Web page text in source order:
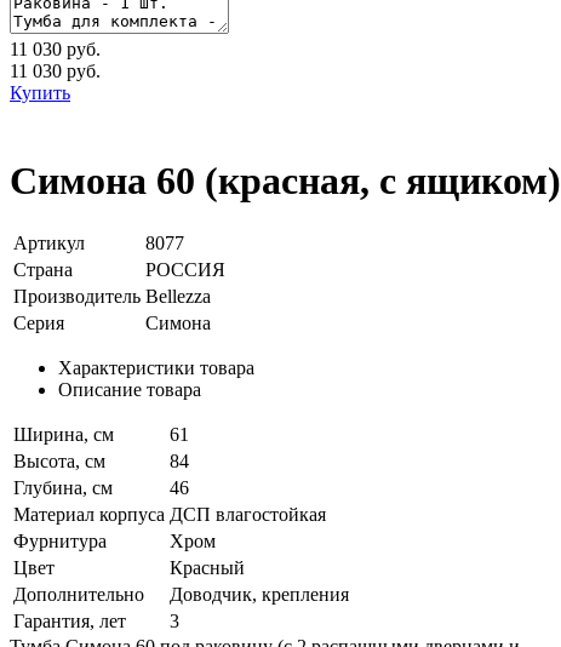
11 030 руб.
11 030 руб.
Купить
Симона 60 (красная, с ящиком)
Артикул
8077
Страна
РОССИЯ
Производитель Bellezza
Серия
Симона
Характеристики товара
Описание товара
Ширина, см
61
Высота, см
84
Глубина, см
46
Материал корпуса ДСП влагостойкая
Фурнитура
Хром
Цвет
Красный
Дополнительно
Доводчик, крепления
Гарантия, лет
3